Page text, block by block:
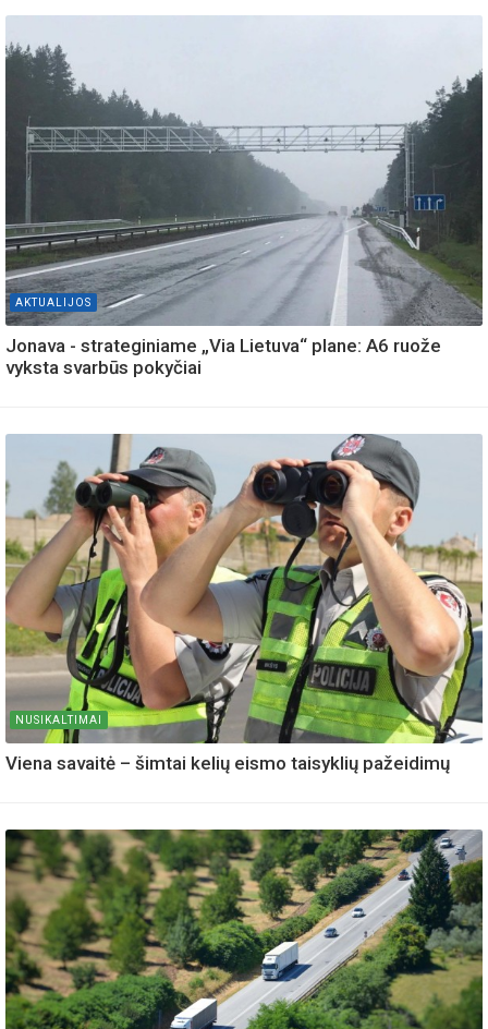
AKTUALIJOS
Jonava - strateginiame „Via Lietuva“ plane: A6 ruože
vyksta svarbūs pokyčiai
NUSIKALTIMAI
Viena savaitė – šimtai kelių eismo taisyklių pažeidimų